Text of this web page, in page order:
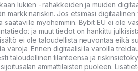
lukien -rahakkeiden ja muiden
markkinariskin. Jos etsimäsi
saataville myöhemmin. Bybit EU ei ole
ja muut tiedot on hankittu
ei ole taloudellista neuvontaa eikä
varoja. Ennen digitaalisilla varoilla
taloudellinen tilanteensa ja
ammattilaisten puoleen.